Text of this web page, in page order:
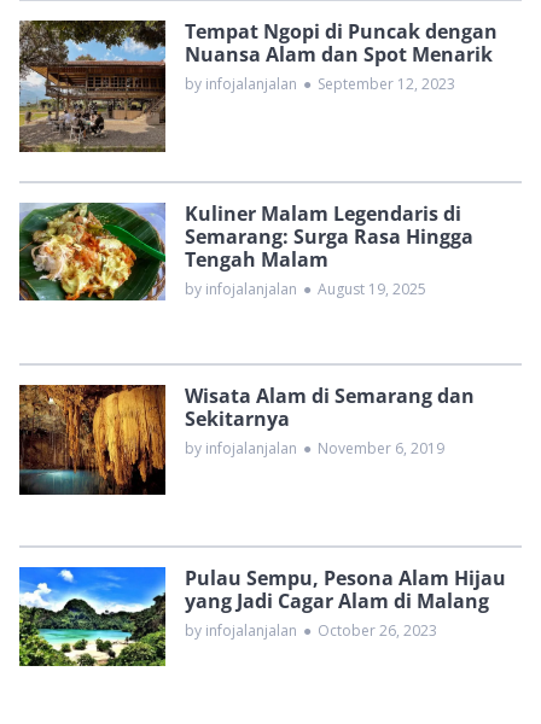
Tempat Ngopi di Puncak dengan
Nuansa Alam dan Spot Menarik
by infojalanjalan ● September 12, 2023
Kuliner Malam Legendaris di
Semarang: Surga Rasa Hingga
Tengah Malam
by infojalanjalan ● August 19, 2025
Wisata Alam di Semarang dan
Sekitarnya
by infojalanjalan ● November 6, 2019
Pulau Sempu, Pesona Alam Hijau
yang Jadi Cagar Alam di Malang
by infojalanjalan ● October 26, 2023